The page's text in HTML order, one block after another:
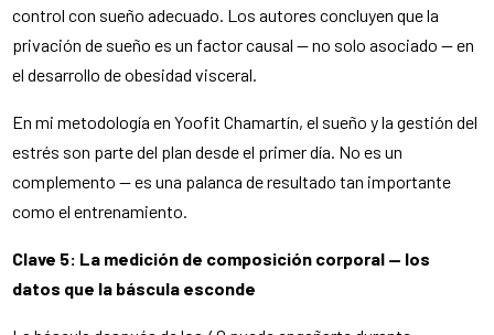
control con sueño adecuado. Los autores concluyen que la
privación de sueño es un factor causal — no solo asociado — en
el desarrollo de obesidad visceral.
En mi metodología en Yoofit Chamartín, el sueño y la gestión del
estrés son parte del plan desde el primer día. No es un
complemento — es una palanca de resultado tan importante
como el entrenamiento.
Clave 5: La medición de composición corporal — los
datos que la báscula esconde